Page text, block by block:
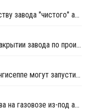
CF Industries приступила к строительству завода "чистого" аммиака за USD4 миллиарда
Aarti Drugs получила предписание о закрытии завода по производству аминов из-за нарушений нормативных требований
Завод минудобрений "Еврохима" в Кингисеппе могут запустить в третьем квартале 2026 года
ФСБ обнаружила взрывные устройства на газовозе из-под аммиака в Усть-Луге